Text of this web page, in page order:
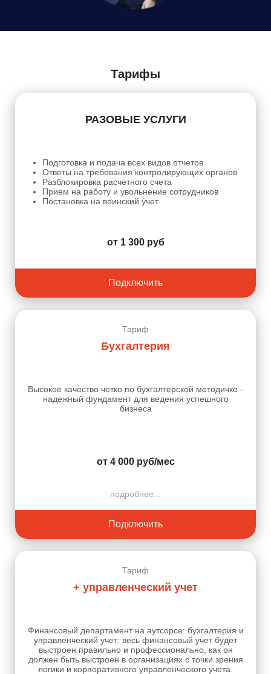
Тарифы
РАЗОВЫЕ УСЛУГИ
Подготовка и подача всех видов отчетов
Ответы на требования контролирующих органов
Разблокировка расчетного счета
Прием на работу и увольнение сотрудников
Постановка на воинский учет
от 1 300 руб
Подключить
Тариф
Бухгалтерия
Высокое качество четко по бухгалтерской методичке -
надежный фундамент для ведения успешного
бизнеса
от 4 000 руб/мес
подробнее...
Подключить
Тариф
+ управленческий учет
Финансовый департамент на аутсорсе: бухгалтерия и
управленческий учет: весь финансовый учет будет
выстроен правильно и профессионально, как он
должен быть выстроен в организациях с точки зрения
логики и корпоративного управленческого учета.
Согласие на обработку персональных данных